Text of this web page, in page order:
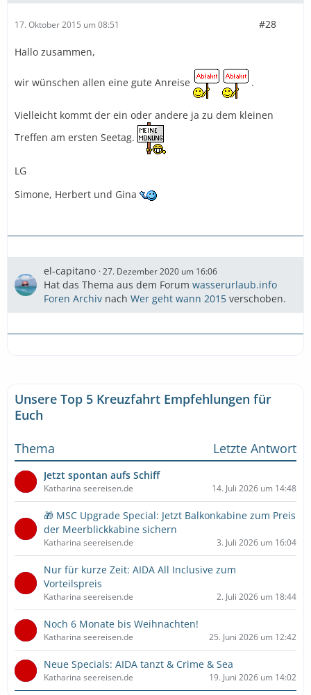
17. Oktober 2015 um 08:51 #28
Hallo zusammen,
wir wünschen allen eine gute Anreise .
Vielleicht kommt der ein oder andere ja zu dem kleinen
Treffen am ersten Seetag.
LG
Simone, Herbert und Gina
el-capitano 27. Dezember 2020 um 16:06
Hat das Thema aus dem Forum wasserurlaub.info
Foren Archiv nach Wer geht wann 2015 verschoben.
Unsere Top 5 Kreuzfahrt Empfehlungen für
Euch
Thema
Letzte Antwort
Jetzt spontan aufs Schiff
Katharina seereisen.de 14. Juli 2026 um 14:48
🎁 MSC Upgrade Special: Jetzt Balkonkabine zum Preis
der Meerblickkabine sichern
Katharina seereisen.de 3. Juli 2026 um 16:04
Nur für kurze Zeit: AIDA All Inclusive zum
Vorteilspreis
Katharina seereisen.de 2. Juli 2026 um 18:44
Noch 6 Monate bis Weihnachten!
Katharina seereisen.de 25. Juni 2026 um 12:42
Neue Specials: AIDA tanzt & Crime & Sea
Katharina seereisen.de 19. Juni 2026 um 14:02